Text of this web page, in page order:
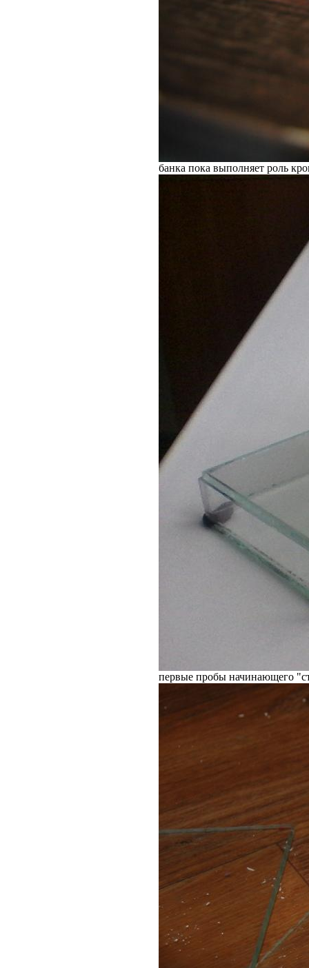
банка пока выполняет роль
первые пробы начинающего